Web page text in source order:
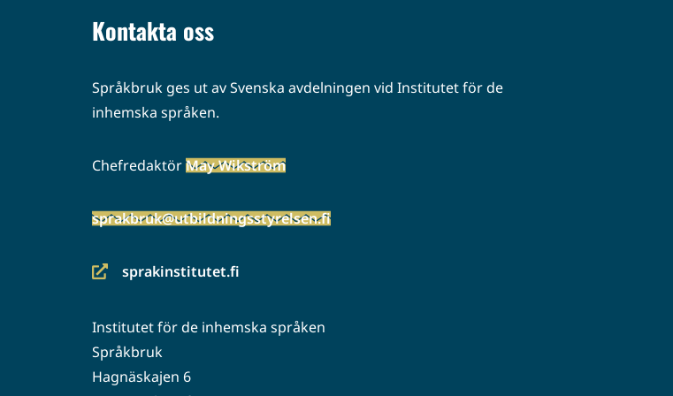
Kontakta oss
Språkbruk ges ut av Svenska avdelningen vid Institutet för de
inhemska språken.
ChefredaktörMay Wikström
sprakbruk@utbildningsstyrelsen.fi
sprakinstitutet.fi
(siirryt
palveluun)
Institutet för de inhemska språken
Språkbruk
Hagnäskajen 6